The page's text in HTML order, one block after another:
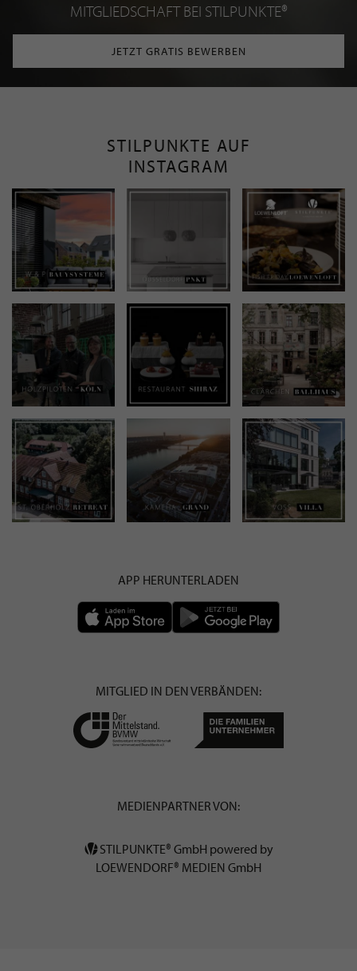
MITGLIEDSCHAFT BEI STILPUNKTE®
JETZT GRATIS BEWERBEN
STILPUNKTE AUF
INSTAGRAM
APP HERUNTERLADEN
MITGLIED IN DEN VERBÄNDEN:
MEDIENPARTNER VON:
STILPUNKTE® GmbH powered by
LOEWENDORF® MEDIEN GmbH